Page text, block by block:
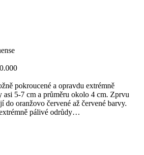
pokroucené a opravdu extrémně
asi 5-7 cm a průměru okolo 4 cm. Zprvu
do oranžovo červené až červené barvy.
pálivé odrůdy…